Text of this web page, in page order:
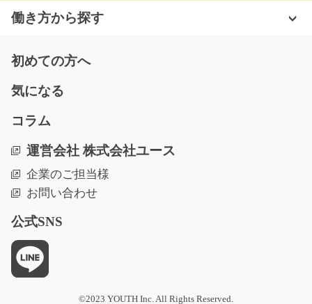
椅子に座って行う作…
長期（3ヶ月以上）
福岡県筑後市
大きな工場内のダンボール箱の製造のお仕事/y08_
00646
ダンボール箱を作っていくだけのお仕事☆作業もカンタ
ンなので工場内でのお…
時給1000円
山口県宇部市
働き方から探す
初めての方へ
気になる
コラム
運営会社 株式会社ユース
企業のご担当様
お問い合わせ
公式SNS
©2023 YOUTH Inc. All Rights Reserved.